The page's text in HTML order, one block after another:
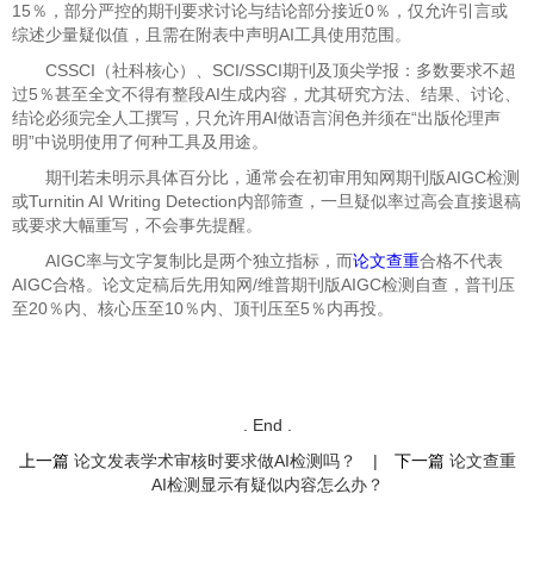
15％，部分严控的期刊要求讨论与结论部分接近0％，仅允许引言或
综述少量疑似值，且需在附表中声明AI工具使用范围。
CSSCI（社科核心）、SCI/SSCI期刊及顶尖学报：多数要求不超
过5％甚至全文不得有整段AI生成内容，尤其研究方法、结果、讨论、
结论必须完全人工撰写，只允许用AI做语言润色并须在“出版伦理声
明”中说明使用了何种工具及用途。
期刊若未明示具体百分比，通常会在初审用知网期刊版AIGC检测
或Turnitin AI Writing Detection内部筛查，一旦疑似率过高会直接退稿
或要求大幅重写，不会事先提醒。
AIGC率与文字复制比是两个独立指标，而论文查重合格不代表
AIGC合格。论文定稿后先用知网/维普期刊版AIGC检测自查，普刊压
至20％内、核心压至10％内、顶刊压至5％内再投。
. End .
上一篇 论文发表学术审核时要求做AI检测吗？ | 下一篇 论文查重
AI检测显示有疑似内容怎么办？